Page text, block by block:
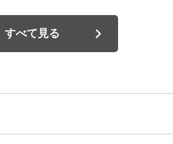
すべて見る